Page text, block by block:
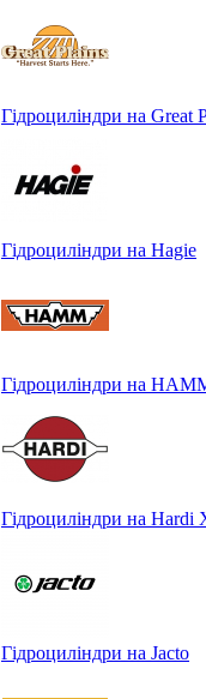
Гідроциліндри на Great
Гідроциліндри на Hagie
Гідроциліндри на
Гідроциліндри на Hardi
Гідроциліндри на Jacto